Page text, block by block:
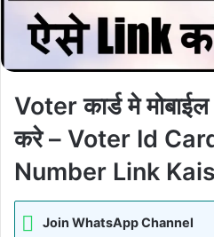
Voter कार्ड मे
करे – Voter Id
Number Link
Join WhatsApp Channel